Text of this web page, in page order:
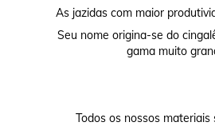
As jazidas com maior
Seu nome origina-se do
gama muito
Todos os nossos